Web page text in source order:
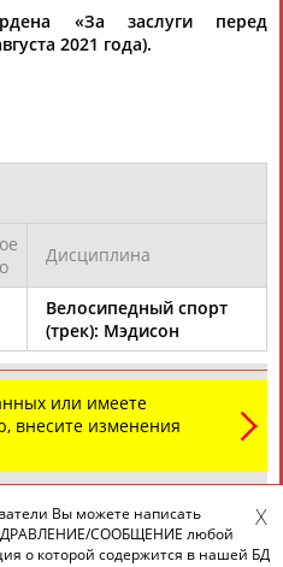
«За заслуги перед
2021 года).
Дисциплина
Велосипедный спорт
(трек): Мэдисон
или имеете
изменения
НОВОСТИ И
КОММЕНТАРИИ
Вы можете написать
СООБЩЕНИЕ любой
о которой содержится в нашей БД